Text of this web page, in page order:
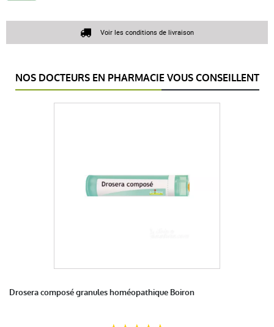
Voir les conditions de livraison
NOS DOCTEURS EN PHARMACIE VOUS CONSEILLENT
Drosera composé granules homéopathique Boiron